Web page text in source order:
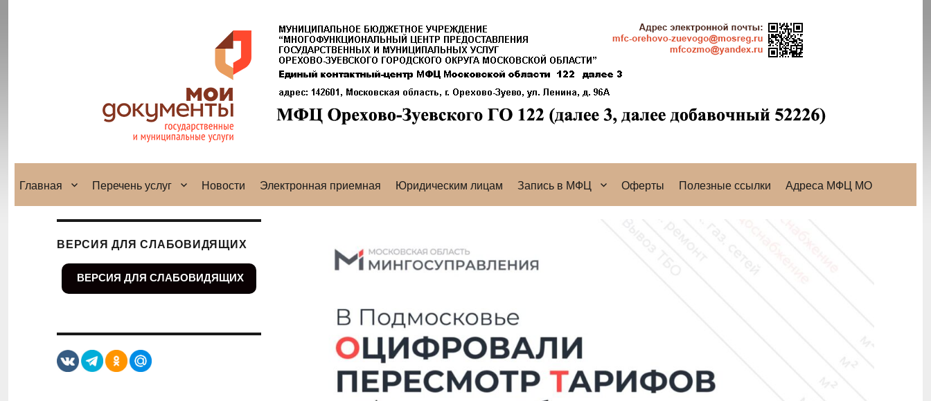
Главная Перечень услуг Новости Электронная приемная Юридическим лицам Запись в МФЦ Оферты Полезные ссылки Адреса МФЦ МО
ВЕРСИЯ ДЛЯ СЛАБОВИДЯЩИХ
ВЕРСИЯ ДЛЯ СЛАБОВИДЯЩИХ